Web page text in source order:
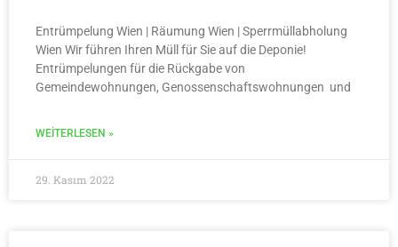
Entrümpelung Wien | Räumung Wien | Sperrmüllabholung
Wien Wir führen Ihren Müll für Sie auf die Deponie!
Entrümpelungen für die Rückgabe von
Gemeindewohnungen, Genossenschaftswohnungen und
WEITERLESEN »
29. Kasım 2022